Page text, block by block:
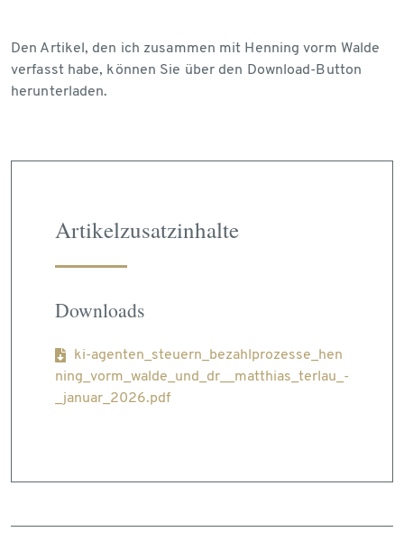
Den Artikel, den ich zusammen mit Henning vorm Walde
verfasst habe, können Sie über den Download-Button
herunterladen.
Artikelzusatzinhalte
Downloads
ki-agenten_steuern_bezahlprozesse_hen
ning_vorm_walde_und_dr__matthias_terlau_-
_januar_2026.pdf